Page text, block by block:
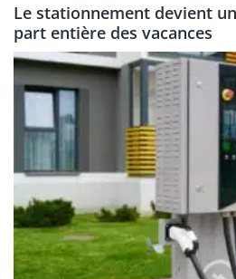
Le stationnement devient
part entière des vacances